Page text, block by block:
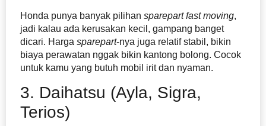
Honda punya banyak pilihan sparepart fast moving,
jadi kalau ada kerusakan kecil, gampang banget
dicari. Harga sparepart-nya juga relatif stabil, bikin
biaya perawatan nggak bikin kantong bolong. Cocok
untuk kamu yang butuh mobil irit dan nyaman.
3. Daihatsu (Ayla, Sigra,
Terios)